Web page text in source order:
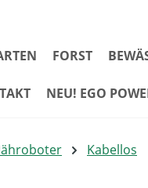
FORST
NEU! EGO
Kabellos